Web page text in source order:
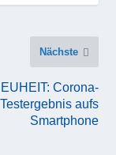
Nächste
Corona-
Testergebnis aufs
Smartphone